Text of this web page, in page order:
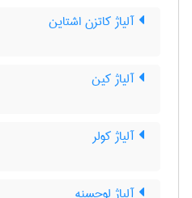
آلیاژ کاتزن اشتاین
آلیاژ کین
آلیاژ کولر